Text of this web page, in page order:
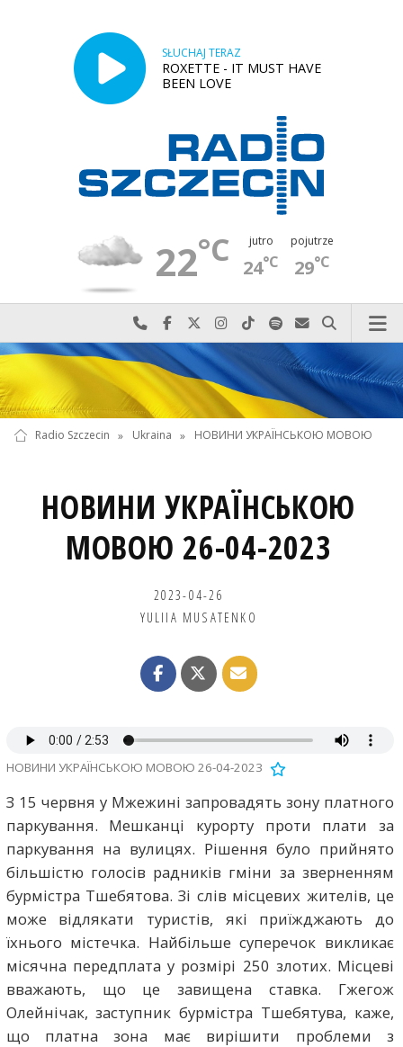
SŁUCHAJ TERAZ
ROXETTE - IT MUST HAVE
BEEN LOVE
22°C jutro
24°C
pojutrze
29°C
Najlepiej po prostu do nas zadzwoń
Odwiedź nas na Facebook-u
Odwiedź nas na X
Odwiedź nas na Instagram-ie
Odwiedź nas na TikTok-u
Szukaj nas na Spotify
Wyślij do nas
Szukaj
Radio Szczecin » Ukraina » НОВИНИ УКРАЇНСЬКОЮ МОВОЮ
НОВИНИ УКРАЇНСЬКОЮ
МОВОЮ 26-04-2023
2023-04-26
YULIIA MUSATENKO
НОВИНИ УКРАЇНСЬКОЮ МОВОЮ 26-04-2023
З 15 червня у Мжежині запровадять зону платного
паркування. Мешканці курорту проти плати за
паркування на вулицях. Рішення було прийнято
більшістю голосів радників гміни за зверненням
бурмістра Тшебятова. Зі слів місцевих жителів, це
може відлякати туристів, які приїжджають до
їхнього містечка. Найбільше суперечок викликає
місячна передплата у розмірі 250 злотих. Місцеві
вважають, що це завищена ставка. Гжегож
Олейнічак, заступник бурмістра Тшебятува, каже,
що платна зона має вирішити проблеми з